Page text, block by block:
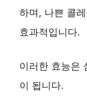
하며, 나쁜 콜
효과적입니다.
이러한 효능은
이 됩니다.